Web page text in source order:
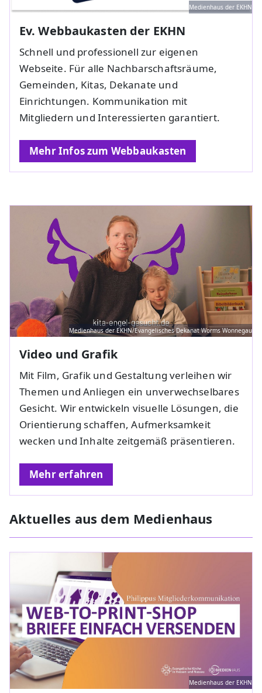
Medienhaus der EKHN
Ev. Webbaukasten der EKHN
Schnell und professionell zur eigenen
Webseite. Für alle Nachbarschaftsräume,
Gemeinden, Kitas, Dekanate und
Einrichtungen. Kommunikation mit
Mitgliedern und Interessierten garantiert.
Mehr Infos zum Webbaukasten
Medienhaus der EKHN/Evangelisches Dekanat Worms Wonnegau
Video und Grafik
Mit Film, Grafik und Gestaltung verleihen wir
Themen und Anliegen ein unverwechselbares
Gesicht. Wir entwickeln visuelle Lösungen, die
Orientierung schaffen, Aufmerksamkeit
wecken und Inhalte zeitgemäß präsentieren.
Mehr erfahren
Aktuelles aus dem Medienhaus
Medienhaus der EKHN